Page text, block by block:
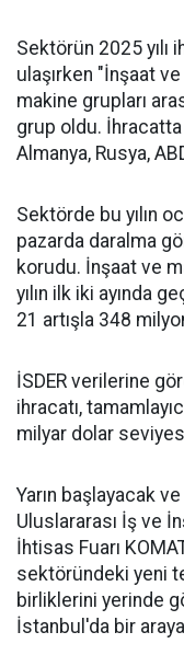
Sektörün 2025 yılı
ulaşırken "İnşaat
makine grupları
grup oldu.
Almanya, Rusya,
Sektörde bu yılın
pazarda daralma
korudu. İnşaat ve
yılın ilk iki ayında
21 artışla 348
İSDER verilerine
ihracatı,
milyar dolar
Yarın başlayacak
Uluslararası İş ve
İhtisas Fuarı
sektöründeki yeni
birliklerini yerinde
İstanbul'da bir